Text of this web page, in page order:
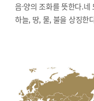
음·양의 조화를 뜻한다.네
하늘, 땅, 물, 불을 상징한